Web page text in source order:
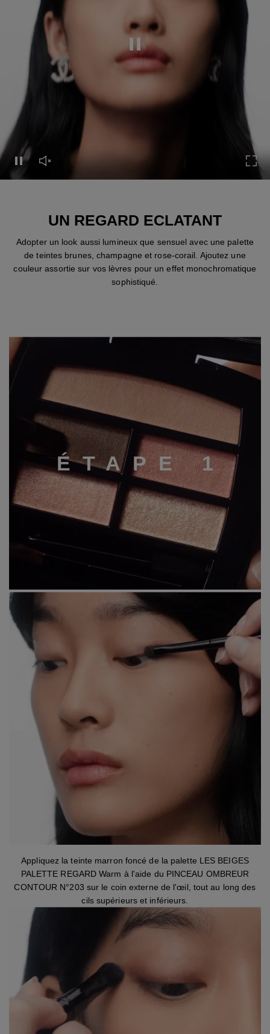
Mettre cette vidéo en pause
Mettre cette vidéo en pause
Réactiver le son de cette vidéo
UN REGARD ECLATANT
Adopter un look aussi lumineux que sensuel avec une palette
de teintes brunes, champagne et rose-corail. Ajoutez une
couleur assortie sur vos lèvres pour un effet monochromatique
sophistiqué.
ÉTA PE 1
Étape 1
Appliquez la teinte marron foncé de la palette LES BEIGES
PALETTE REGARD Warm à l'aide du PINCEAU OMBREUR
CONTOUR N°203 sur le coin externe de l'œil, tout au long des
cils supérieurs et inférieurs.